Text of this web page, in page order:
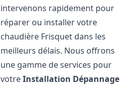
intervenons rapidement pour
réparer ou installer votre
chaudière Frisquet dans les
meilleurs délais. Nous offrons
une gamme de services pour
votreInstallation Dépannage